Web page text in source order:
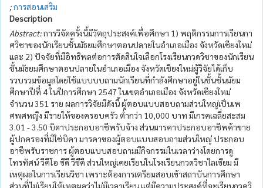
;การสอนเสริม
Description
Abstract:การวิจัดครั้งนี้มีวัตถุประสงค์เพื่อศึกษา 1) พฤติกรรมการเรียนกา
ศวิชาของนักเรียนชั้นมัธยมศึกษาตอนปลายในอำเภอเมือง จังหวัดเชียงใหม่
และ 2) ปัจจัยที่มีอิทธิพลต่อการตัดสินใจเลือกโรงเรียนกวดวิชาของนักเรียน
ชั้นมัธยมศึกษาตอนปลายในอำเภอเมือง จังหวัดเชียงใหม่ผู้วิจัยได้เก็บ
รวบรวมข้อมูลโดยใช้แบบบบถามนักเรียนที่กำลังศึกษาอยู่ในชั้นชั้นมัยม
ศึกษาปีที่ 4 ในปีการศึกษา 2547 ในเขตอำเภอเมือง จังหวัดเชียงใหม่
จำนวน 351 ราย ผลการวิจัยมีดังนี้ ผู้ตอบแบบสอบถามส่วนใหญ่เป็นเพ
ศพศหญิง มีรายให้ของครอบครัว ต่ำกว่า 10,000 บาท มีเกรคเฉลี่ยสะสม
3.01 - 3.50 บิดาประกอบอาชีพรับจ้าง ส่วนมารคาประกอบอาชีพค้าขาย
ผู้ปกครองที่มิใช่บิคา มารคาของผู้ตอบแบบสอบถามส่วนใหญ่ ประกอบ
อาชีพรับราชการ ผู้ตอบแบบสอบถามมีกิจกรรมในเวลาว่างโดยการดู
โทรทัศน์ วีคีโอ ซีดี วีซีคี ส่วนใหญ่เคยเรียนในโรงเรียนกวดวิชาไลเซียม มี
เหตุผลในการเรียนวิชา เพราะต้องการเตรียมสอบเข้าสถาบันการศึกษา
ส่วนที่ไม่เรียนให้เหตุผลว่าไม่มีเวลาเรียน แต่มีความประสงค์ที่จะเรียนกวควิ